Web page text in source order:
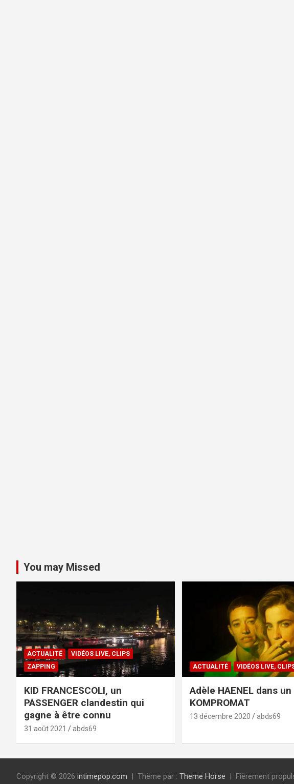
You may Missed
ACTUALITÉ
VIDÉOS LIVE, CLIPS
ZAPPING
KID FRANCESCOLI, un
PASSENGER clandestin qui
gagne à être connu
31 août 2021 abds69
ACTUALITÉ VIDÉOS LIVE,
Adèle HAENEL dans
KOMPROMAT
13 décembre 2020 abds69
Copyright © 2026 intimepop.com Thème par : Theme Horse Fièrement